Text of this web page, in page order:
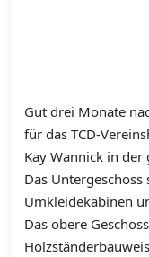
Gut drei Monate
für das TCD-
Kay Wannick in der
Das
Umkleidekabinen
Das obere